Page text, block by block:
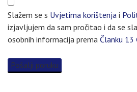
Slažem se s Uvjetima korištenja i
izjavljujem da sam pročitao i da se
osobnih informacija prema Članku 13
Pošalji poruku